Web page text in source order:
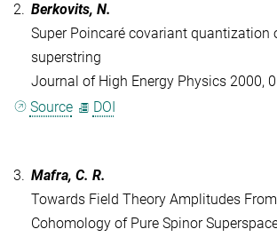
2. Berkovits, N.
Super Poincaré covariant quantization
superstring
Journal of High Energy Physics 2000,
Source
DOI
3. Mafra, C. R.
Towards Field Theory Amplitudes
Cohomology of Pure Spinor